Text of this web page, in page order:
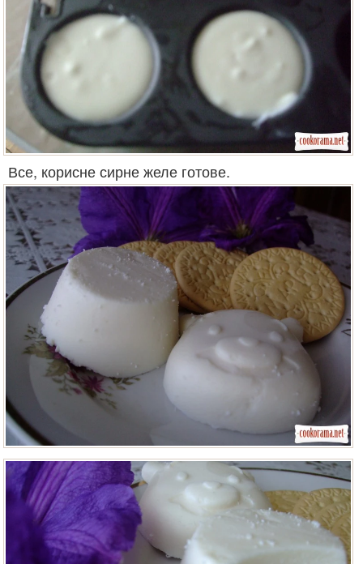
Все, корисне сирне желе готове.